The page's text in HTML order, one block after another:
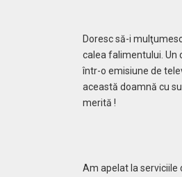
Doresc să-i
calea falimentului. Un
într-o emisiune de
această doamnă cu
merită !
Am apelat la